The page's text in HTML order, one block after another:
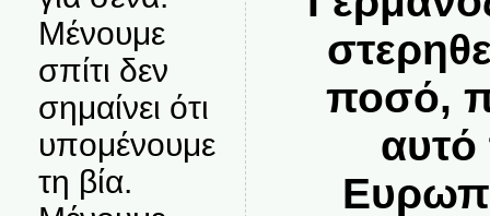
Μένουμε
σπίτι δεν
σημαίνει ότι
υπομένουμε
τη βία.
ποσό,
αυτό